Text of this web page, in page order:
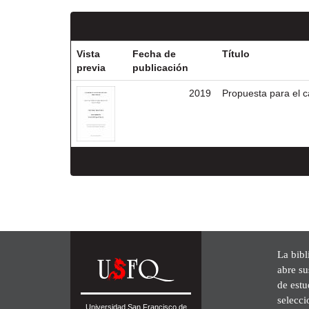
Vista
previa
Fecha de
publicación
Título
2019 Propuesta para el
Universidad San Francisco de
La
abre
de